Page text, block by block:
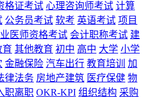
格证考试 心理咨询师考试 计算
公务员考试 软考 英语考试 项目
医师资格考试 会计职称考试 建
育 其他教育 初中 高中 大学 小学
金融保险 汽车出行 教育培训
加
律法务 房地产建筑 医疗保健 物
职离职 OKR-KPI 组织结构 采购